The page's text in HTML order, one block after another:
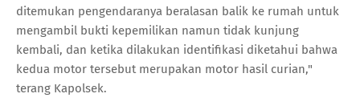
ditemukan pengendaranya beralasan balik ke rumah untuk
mengambil bukti kepemilikan namun tidak kunjung
kembali, dan ketika dilakukan identifikasi diketahui bahwa
kedua motor tersebut merupakan motor hasil curian,"
terang Kapolsek.